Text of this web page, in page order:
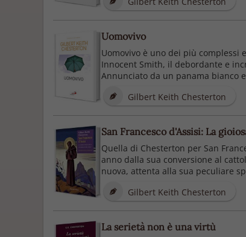
Uomovivo
Uomovivo è uno dei più
Innocent Smith, il debordante e
Annunciato da un panama bianco
Gilbert Keith Chesterton
San Francesco d'Assisi: La
Quella di Chesterton per San
anno dalla sua conversione al
nuova, attenta alla sua peculiare
Gilbert Keith Chesterton
La serietà non è una virtù